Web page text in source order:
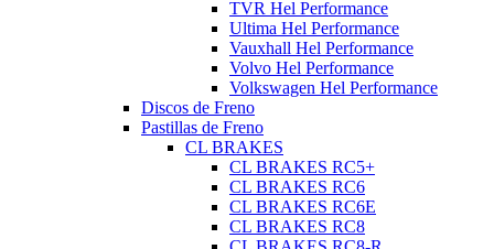
TVR Hel Performance
Ultima Hel Performance
Vauxhall Hel Performance
Volvo Hel Performance
Volkswagen Hel Performance
Discos de Freno
Pastillas de Freno
CL BRAKES
CL BRAKES RC5+
CL BRAKES RC6
CL BRAKES RC6E
CL BRAKES RC8